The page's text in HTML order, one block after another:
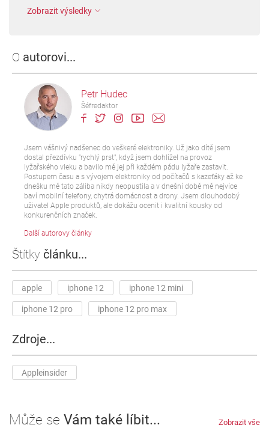
Zobrazit výsledky
O autorovi...
Petr Hudec
Šéfredaktor
Jsem vášnivý nadšenec do veškeré elektroniky. Už jako dítě jsem
dostal přezdívku "rychlý prst", když jsem dohlížel na provoz
lyžařského vleku a bavilo mě jej při každém pádu lyžaře zastavit.
Postupem času a s vývojem elektroniky od počítačů s kazeťáky až ke
dnešku mě tato záliba nikdy neopustila a v dnešní době mě nejvíce
baví mobilní telefony, chytrá domácnost a drony. Jsem dlouhodobý
uživatel Apple produktů, ale dokážu ocenit i kvalitní kousky od
konkurenčních značek.
Další autorovy články
Štítky článku...
apple iphone 12 iphone 12 mini
iphone 12 pro iphone 12 pro max
Zdroje...
Appleinsider
Může se Vám také líbit... Zobrazit vše